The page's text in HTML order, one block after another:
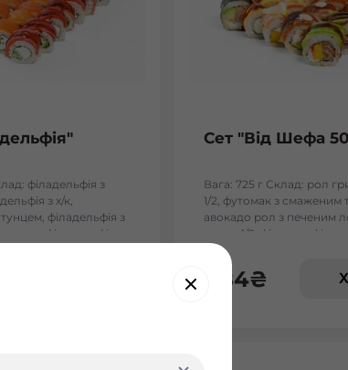
філадельфія з
з х/к,
філадельфія з
філадельфія з
Сет "Від Шефа
Вага: 725 г Склад: рол
1/2, футомак з смаженим
авокадо рол з печеним
манго 1/2, філадельфія
1/2, чіз рол 1/2
484₴